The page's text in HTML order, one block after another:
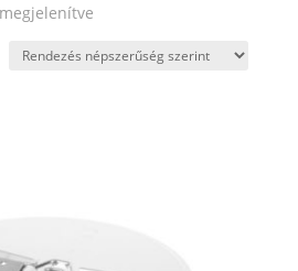
Sorted
popularity